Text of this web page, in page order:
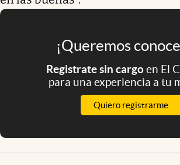
¡Queremos
Registrate sin cargoen El
para una experiencia a tu
Quiero registrarme